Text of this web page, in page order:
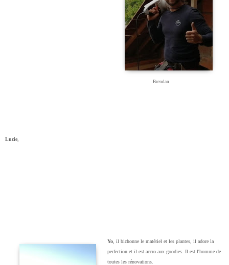
Brendan
Lucie
Yo, il bichonne le matériel et les plantes, il adore la
perfection et il est accro aux goodies. Il est l'homme de
toutes les rénovations.